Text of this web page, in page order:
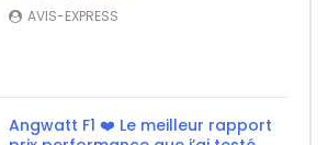
AVIS-EXPRESS
Angwatt F1 ❤️ Le meilleur rapport